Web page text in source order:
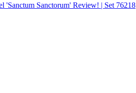
'Sanctum Sanctorum' Review! | Set 76218